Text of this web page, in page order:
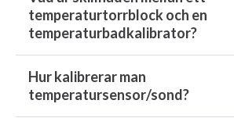
temperaturtorrblock och en
temperaturbadkalibrator?
Hur kalibrerar man
temperatursensor/sond?